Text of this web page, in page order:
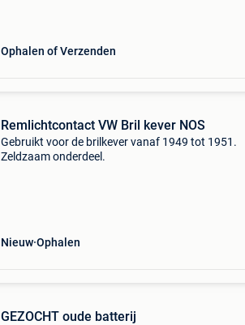
Ophalen of Verzenden
Remlichtcontact VW Bril kever NOS
Gebruikt voor de brilkever vanaf 1949 tot 1951.
Zeldzaam onderdeel.
Nieuw Ophalen
GEZOCHT oude batterij